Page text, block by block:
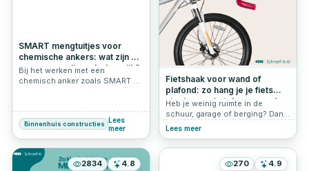
SMART mengtuitjes voor
chemische ankers: wat zijn ze
en waarom zijn ze belangrijk?
Bij het werken met een
chemisch anker zoals SMART S-
mengtuit, ook wel spuitmond
genoemd. Dit kleine onderdeel
lijkt onbelangrijk, maar speelt
een cruciale rol in de werking
van chemische verankering.
Binnenhuis constructies Lees
meer
Fietshaak voor wand of
plafond: zo hang je je fiets
stevig en ruimtebesparend
op
Heb je weinig ruimte in de
schuur, garage of berging? Dan
is een fietshaak de perfecte
oplossing. Door je fiets
horizontaal aan het plafond te
hangen, bespaar je kostbare
Lees meer
2834 4.8 270 4.9